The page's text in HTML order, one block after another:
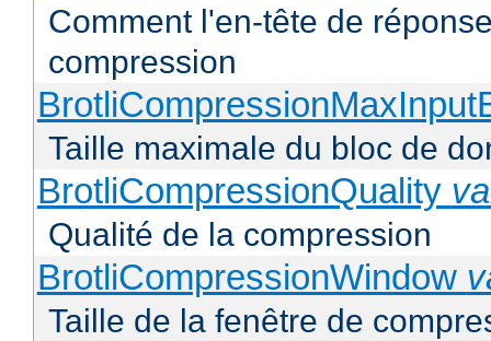
Comment l'en-tête de
compression
Taille maximale du bloc de
BrotliCompressionQuality
Qualité de la compression
BrotliCompressionWindow
Taille de la fenêtre de